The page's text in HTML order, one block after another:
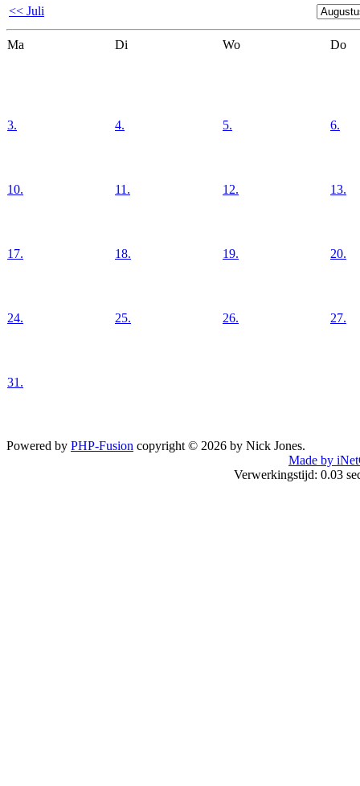
<< Juli
Ma Di Wo Do
3. 4. 5. 6.
10. 11. 12. 13.
17. 18. 19. 20.
24. 25. 26. 27.
31.
Powered by PHP-Fusion copyright © 2026 by Nick Jones.
Made by
Verwerkingstijd: 0.03